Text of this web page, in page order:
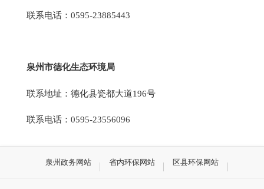
联系电话：0595-23885443
泉州市德化生态环境局
联系地址：德化县瓷都大道196号
联系电话：0595-23556096
泉州政务网站 省内环保网站 区县环保网站